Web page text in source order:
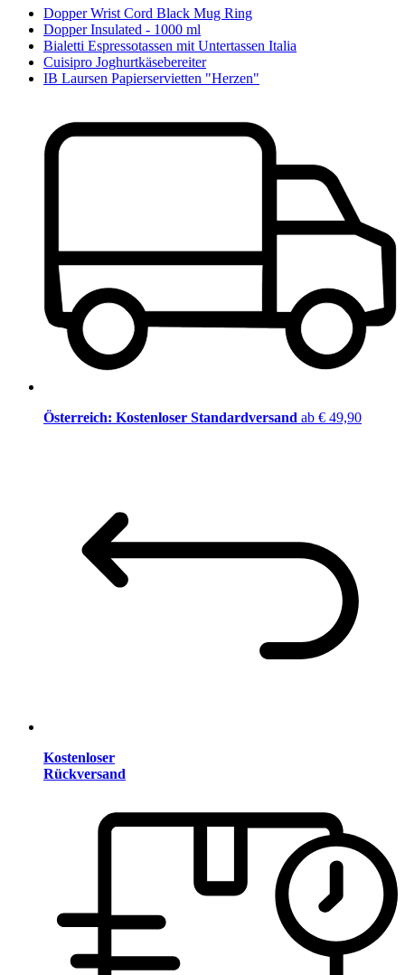
Dopper Wrist Cord Black Mug Ring
Dopper Insulated - 1000 ml
Bialetti Espressotassen mit Untertassen Italia
Cuisipro Joghurtkäsebereiter
IB Laursen Papierservietten "Herzen"
Österreich: Kostenloser Standardversand ab € 49,90
Kostenloser
Rückversand